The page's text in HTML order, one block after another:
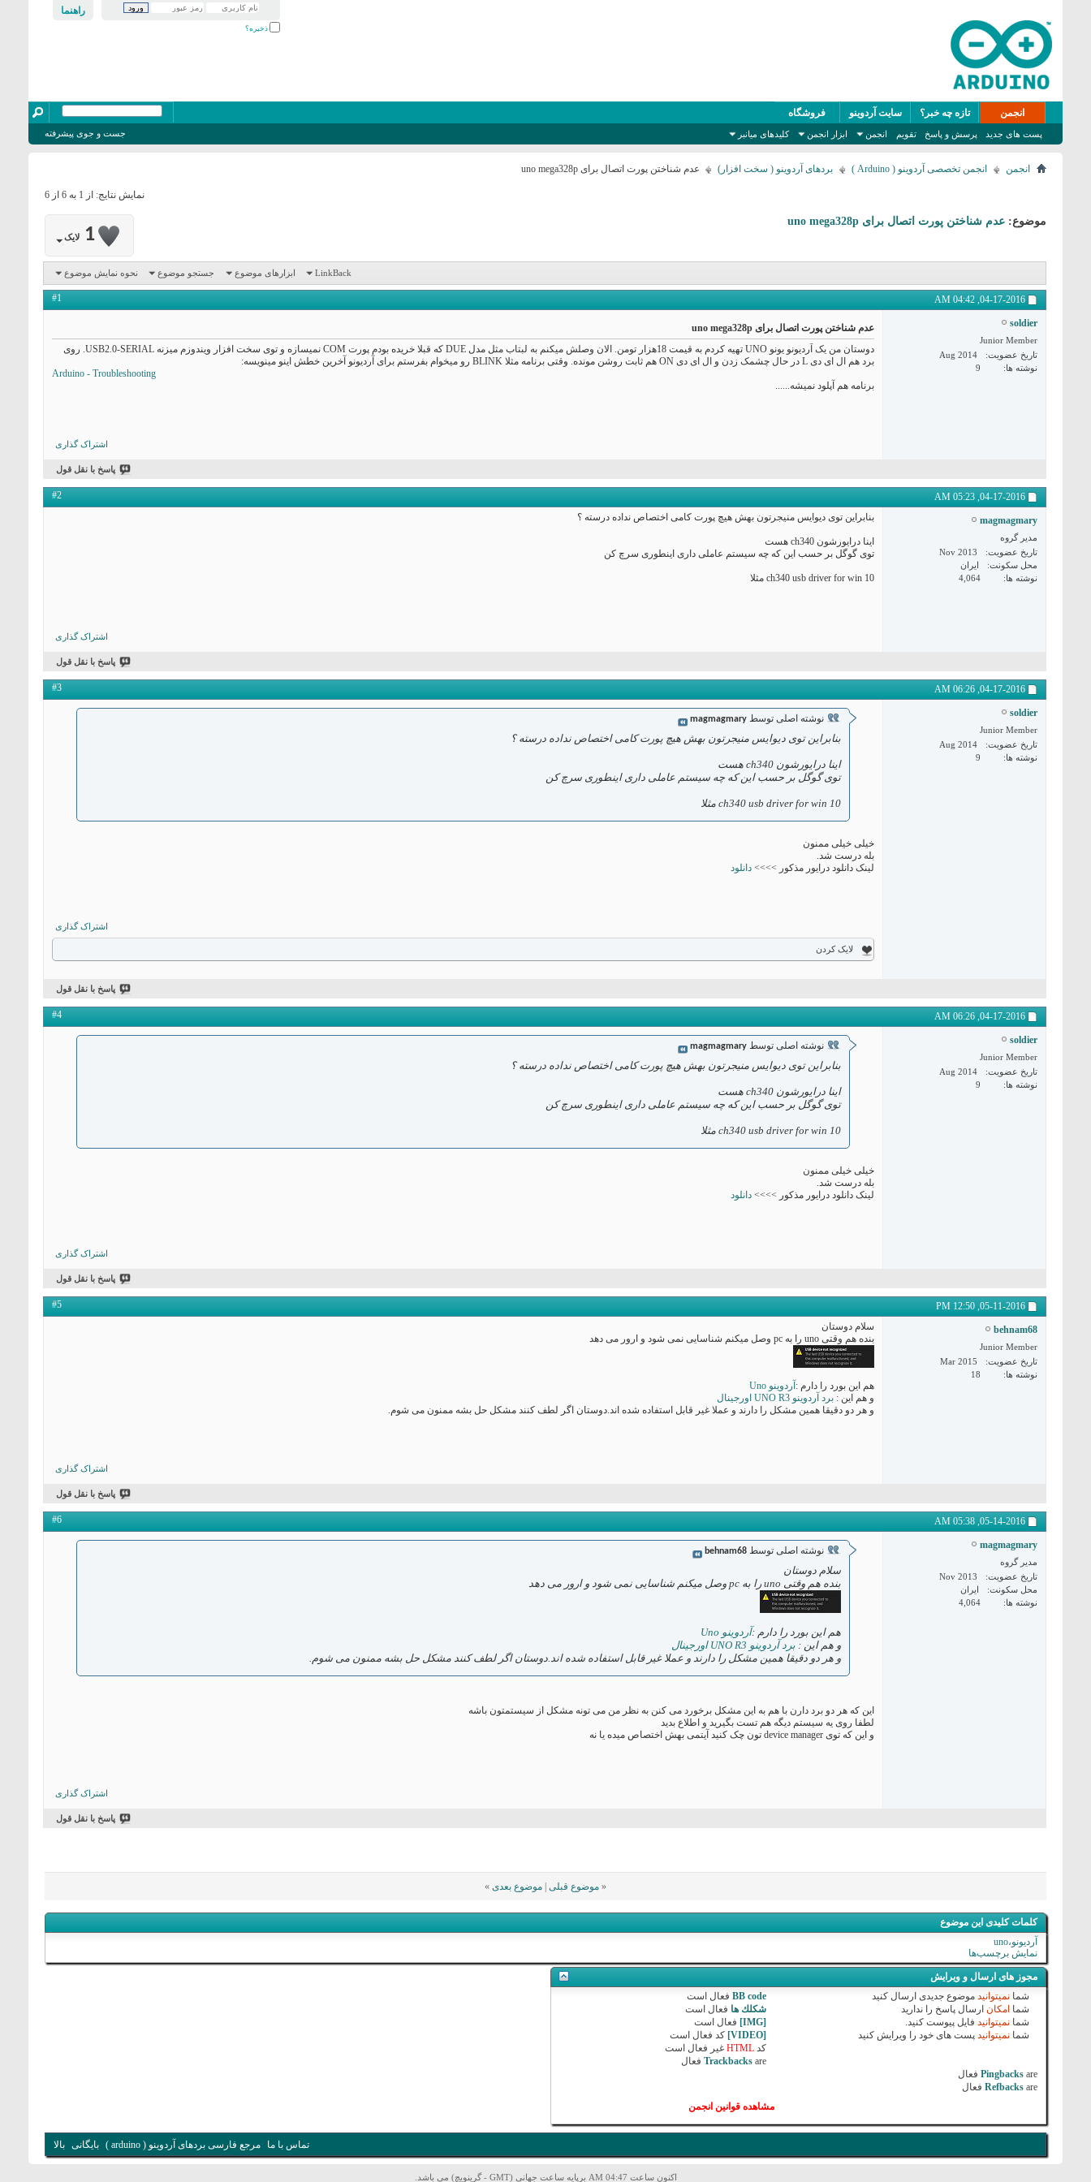
راهنما
ذخیره؟
انجمن
پست های جدید پرسش و پاسخ تقویم انجمن ابزار انجمن کلیدهای میانبر
تازه چه خبر؟ سایت آردوینو فروشگاه
جست و جوی پیشرفته
انجمن انجمن تخصصی آردوینو ( Arduino ) بردهای آردوینو ( سخت افزار) عدم شناختن پورت اتصال برای uno mega328p
نمایش نتایج: از 1 به 6 از 6
1 لایک
موضوع: عدم شناختن پورت اتصال برای uno mega328p
LinkBack ابزارهای موضوع جستجو موضوع نحوه نمایش موضوع
04-17-2016,
04:42 AM
#1
soldier
Junior Member
تاریخ عضویت
Aug 2014
نوشته ها
9
عدم شناختن پورت اتصال برای uno mega328p
دوستان من یک آردیونو یونو UNO تهیه کردم به قیمت 18هزار تومن. الان وصلش میکنم به لبتاب مثل مدل DUE که قبلا خریده بودم پورت COM نمیسازه و توی سخت افزار ویندوزم میزنه USB2.0-SERIAL. روی
برد هم ال ای دی L در حال چشمک زدن و ال ای دی ON هم ثابت روشن مونده. وقتی برنامه مثلا BLINK رو میخوام بفرستم برای آردیونو آخرین خطش اینو مینویسه:
Arduino - Troubleshooting
برنامه هم آپلود نمیشه......
اشتراک گذاری
پاسخ با نقل قول
04-17-2016,
05:23 AM
#2
magmagmary
مدیر گروه
تاریخ عضویت
Nov 2013
محل سکونت
ایران
نوشته ها
4,064
بنابراین توی دیوایس منیجرتون بهش هیچ پورت کامی اختصاص نداده درسته ؟
اینا درایورشون ch340 هست
توی گوگل بر حسب این که چه سیستم عاملی داری اینطوری سرچ کن
ch340 usb driver for win 10 مثلا
اشتراک گذاری
پاسخ با نقل قول
04-17-2016,
06:26 AM
#3
soldier
Junior Member
تاریخ عضویت
Aug 2014
نوشته ها
9
نوشته اصلی توسط magmagmary
بنابراین توی دیوایس منیجرتون بهش هیچ پورت کامی اختصاص نداده درسته ؟
اینا درایورشون ch340 هست
توی گوگل بر حسب این که چه سیستم عاملی داری اینطوری سرچ کن
ch340 usb driver for win 10 مثلا
خیلی خیلی ممنون
بله درست شد.
لینک دانلود درایور مذکور >>>> دانلود
اشتراک گذاری
لایک کردن
پاسخ با نقل قول
04-17-2016,
06:26 AM
#4
soldier
Junior Member
تاریخ عضویت
Aug 2014
نوشته ها
9
نوشته اصلی توسط magmagmary
بنابراین توی دیوایس منیجرتون بهش هیچ پورت کامی اختصاص نداده درسته ؟
اینا درایورشون ch340 هست
توی گوگل بر حسب این که چه سیستم عاملی داری اینطوری سرچ کن
ch340 usb driver for win 10 مثلا
خیلی خیلی ممنون
بله درست شد.
لینک دانلود درایور مذکور >>>> دانلود
اشتراک گذاری
پاسخ با نقل قول
05-11-2016,
12:50 PM
#5
behnam68
Junior Member
تاریخ عضویت
Mar 2015
نوشته ها
18
سلام دوستان
بنده هم وقتی uno را به pc وصل میکنم شناسایی نمی شود و ارور می دهد
هم این بورد را دارم : آردوینو Uno
و هم این : برد آردوینو UNO R3 اورجینال
و هر دو دقیقا همین مشکل را دارند و عملا غیر قابل استفاده شده اند.دوستان اگر لطف کنند مشکل حل بشه ممنون می شوم.
اشتراک گذاری
پاسخ با نقل قول
05-14-2016,
05:38 AM
#6
magmagmary
مدیر گروه
تاریخ عضویت
Nov 2013
محل سکونت
ایران
نوشته ها
4,064
نوشته اصلی توسط behnam68
سلام دوستان
بنده هم وقتی uno را به pc وصل میکنم شناسایی نمی شود و ارور می دهد
هم این بورد را دارم :آردوینو Uno
و هم این : برد آردوینو UNO R3 اورجینال
و هر دو دقیقا همین مشکل را دارند و عملا غیر قابل استفاده شده اند.دوستان اگر لطف کنند مشکل حل بشه ممنون می شوم.
این که هر دو برد دارن با هم به این مشکل برخورد می کنن به نظر من می تونه مشکل از سیستمتون باشه
لطفا روی یه سیستم دیگه هم تست بگیرید و اطلاع بدید
و این که توی device manager تون چک کنید آیتمی بهش اختصاص میده یا نه
اشتراک گذاری
پاسخ با نقل قول
« موضوع قبلی موضوع بعدی »
کلمات کلیدی این موضوع
آردیونو،uno
نمایش برچسب‌ها
مجوز های ارسال و ویرایش
شما نمیتوانیدموضوع جدیدی ارسال کنید
شما امکانارسال پاسخ را ندارید
شما نمیتوانیدفایل پیوست کنید.
شما نمیتوانیدپست های خود را ویرایش کنید
BB code فعالاست
شكلك ها فعال است
[IMG]
فعالاست
[VIDEO]
کد فعالاست
کد HTML غیر فعالاست
Trackbacks are
فعال
Pingbacks are
فعال
Refbacks are
فعال
مشاهده قوانین انجمن
تماس با ما مرجع فارسی بردهای آردوینو ( arduino ) بایگانی بالا
اکنون ساعت 04:47 AM برپایه ساعت جهانی (GMT - گرینویچ) می باشد.